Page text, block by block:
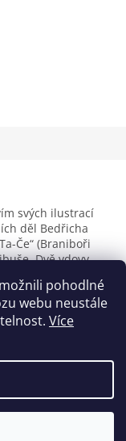
pohodlné
webu neustále
Více
svých ilustrací
děl Bedřicha
Če“ (Braniboři
Dvě vdovy,
práva vyhrazena.